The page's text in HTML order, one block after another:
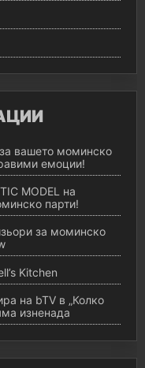
вашето моминско
емоции!
MODEL на
парти!
за моминско
Kitchen
на bTV в „Колко
изненада